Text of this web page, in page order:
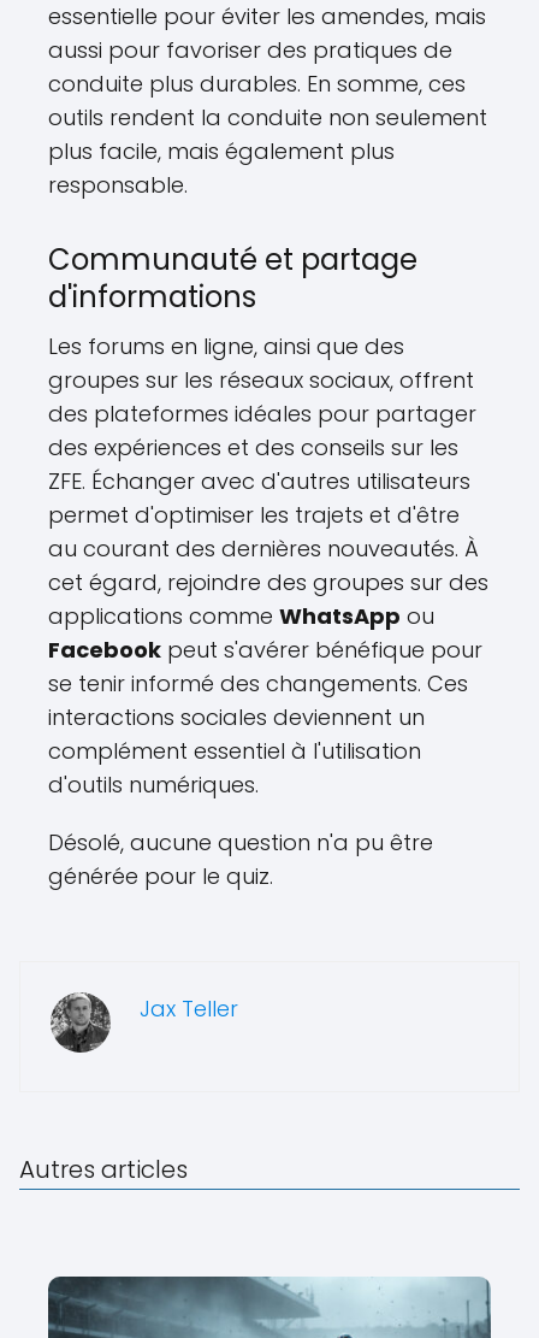
essentielle pour éviter les amendes, mais
aussi pour favoriser des pratiques de
conduite plus durables. En somme, ces
outils rendent la conduite non seulement
plus facile, mais également plus
responsable.
Communauté et partage
d'informations
Les forums en ligne, ainsi que des
groupes sur les réseaux sociaux, offrent
des plateformes idéales pour partager
des expériences et des conseils sur les
ZFE. Échanger avec d'autres utilisateurs
permet d'optimiser les trajets et d'être
au courant des dernières nouveautés. À
cet égard, rejoindre des groupes sur des
applications comme WhatsApp ou
Facebook peut s'avérer bénéfique pour
se tenir informé des changements. Ces
interactions sociales deviennent un
complément essentiel à l'utilisation
d'outils numériques.
Désolé, aucune question n'a pu être
générée pour le quiz.
Jax Teller
Autres articles